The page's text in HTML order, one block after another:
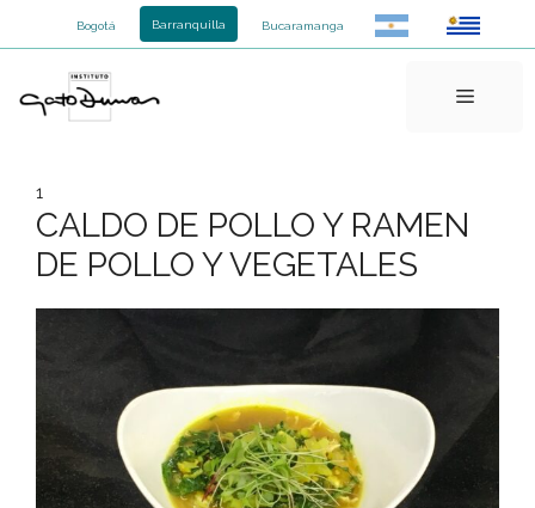
Bogotá Barranquilla Bucaramanga
Menú
1
CALDO DE POLLO Y RAMEN
DE POLLO Y VEGETALES